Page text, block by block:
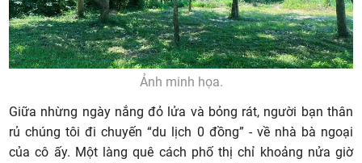
Ảnh minh họa.
Giữa nhừng ngày nắng đỏ lửa và bỏng rát, người bạn thân
rủ chúng tôi đi chuyến “du lịch 0 đồng” - về nhà bà ngoại
của cô ấy. Một làng quê cách phố thị chỉ khoảng nửa giờ